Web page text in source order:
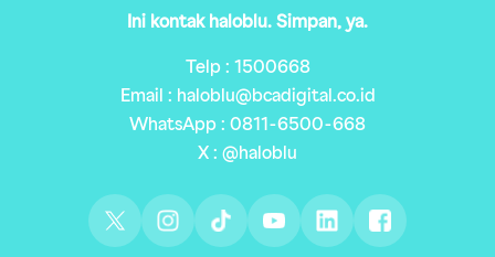
Ini kontak haloblu. Simpan, ya.
Telp : 1500668
Email : haloblu@bcadigital.co.id
WhatsApp : 0811-6500-668
X : @haloblu